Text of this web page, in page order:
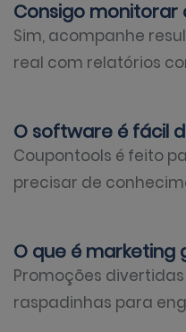
Consigo monitorar
Sim, acompanhe
real com relatórios
O software é fácil
Coupontools é feito
precisar de
O que é marketing
Promoções
raspadinhas para